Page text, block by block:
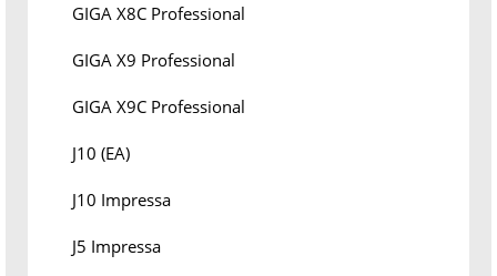
GIGA X8C Professional
GIGA X9 Professional
GIGA X9C Professional
J10 (EA)
J10 Impressa
J5 Impressa